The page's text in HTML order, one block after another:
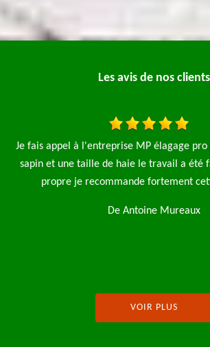
Les avis de nos clients
l'abattage de
rapidement et
entreprise
Je fais appel à
saules et aussi la pose
rapide et net je
VOIR PLUS